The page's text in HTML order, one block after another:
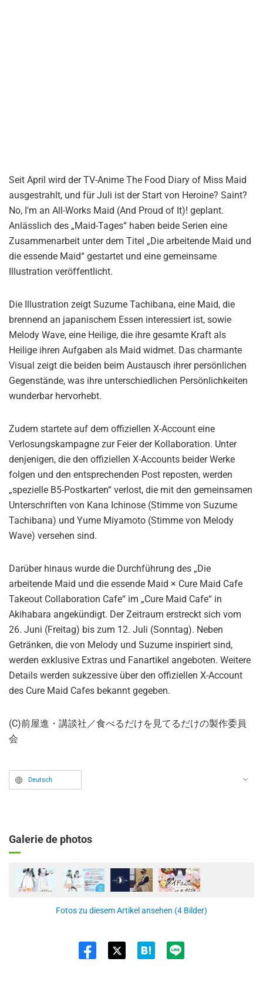
Seit April wird der TV-Anime The Food Diary of Miss Maid
ausgestrahlt, und für Juli ist der Start von Heroine? Saint?
No, I'm an All-Works Maid (And Proud of It)! geplant.
Anlässlich des „Maid-Tages“ haben beide Serien eine
Zusammenarbeit unter dem Titel „Die arbeitende Maid und
die essende Maid“ gestartet und eine gemeinsame
Illustration veröffentlicht.
Die Illustration zeigt Suzume Tachibana, eine Maid, die
brennend an japanischem Essen interessiert ist, sowie
Melody Wave, eine Heilige, die ihre gesamte Kraft als
Heilige ihren Aufgaben als Maid widmet. Das charmante
Visual zeigt die beiden beim Austausch ihrer persönlichen
Gegenstände, was ihre unterschiedlichen Persönlichkeiten
wunderbar hervorhebt.
Zudem startete auf dem offiziellen X-Account eine
Verlosungskampagne zur Feier der Kollaboration. Unter
denjenigen, die den offiziellen X-Accounts beider Werke
folgen und den entsprechenden Post reposten, werden
„spezielle B5-Postkarten“ verlost, die mit den gemeinsamen
Unterschriften von Kana Ichinose (Stimme von Suzume
Tachibana) und Yume Miyamoto (Stimme von Melody
Wave) versehen sind.
Darüber hinaus wurde die Durchführung des „Die
arbeitende Maid und die essende Maid × Cure Maid Cafe
Takeout Collaboration Cafe“ im „Cure Maid Cafe“ in
Akihabara angekündigt. Der Zeitraum erstreckt sich vom
26. Juni (Freitag) bis zum 12. Juli (Sonntag). Neben
Getränken, die von Melody und Suzume inspiriert sind,
werden exklusive Extras und Fanartikel angeboten. Weitere
Details werden sukzessive über den offiziellen X-Account
des Cure Maid Cafes bekannt gegeben.
(C)前屋進・講談社／食べるだけを見てるだけの製作委員
会
Deutsch
Galerie de photos
Fotos zu diesem Artikel ansehen (4 Bilder)